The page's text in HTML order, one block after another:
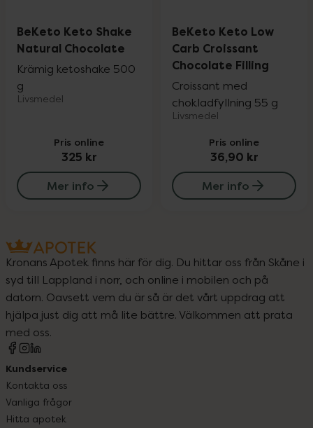
BeKeto Keto Shake
Natural Chocolate
Krämig ketoshake 500
g
Livsmedel
Pris online
325 kr
Mer info
BeKeto Keto Low
Carb Croissant
Chocolate Filling
Croissant med
chokladfyllning 55 g
Livsmedel
Pris online
36,90 kr
Mer info
Kronans Apotek finns här för dig. Du hittar oss från Skåne i
syd till Lappland i norr, och online i mobilen och på
datorn. Oavsett vem du är så är det vårt uppdrag att
hjälpa just dig att må lite bättre. Välkommen att prata
med oss.
Kundservice
Kontakta oss
Vanliga frågor
Hitta apotek